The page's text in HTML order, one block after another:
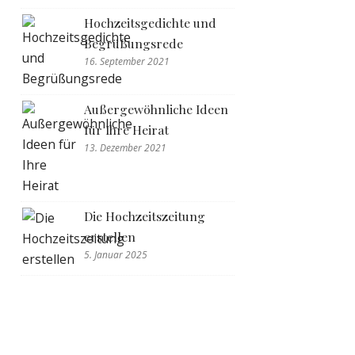
Hochzeitsgedichte und
Begrüßungsrede
16. September 2021
Außergewöhnliche Ideen
für Ihre Heirat
13. Dezember 2021
Die Hochzeitszeitung
erstellen
5. Januar 2025